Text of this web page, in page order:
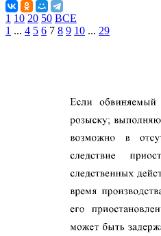
1 10 20 50 ВСЕ
1 ... 4 5 6 7 8 9 10 ... 29